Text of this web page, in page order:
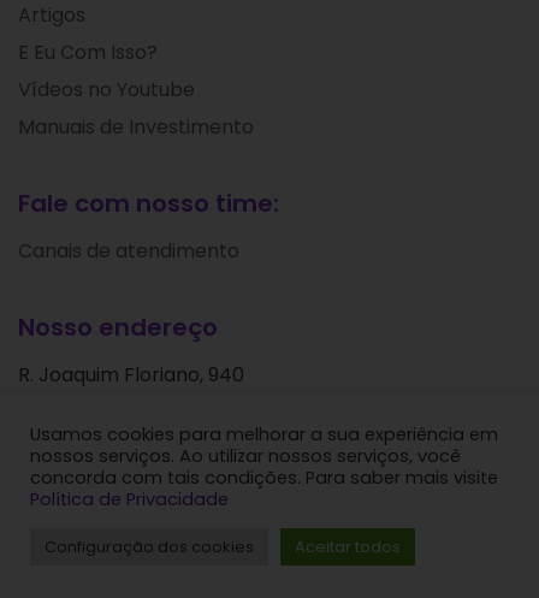
Artigos
E Eu Com Isso?
Vídeos no Youtube
Manuais de Investimento
Fale com nosso time:
Canais de atendimento
Nosso endereço
R. Joaquim Floriano, 940
São Paulo - SP
CEP: 04534-004
Levante Ideias de Investimentos © 2024. Todos os
direitos reservados.
Usamos cookies para melhorar a sua experiência em
nossos serviços. Ao utilizar nossos serviços, você
concorda com tais condições. Para saber mais visite
Política de Privacidade
Configuração dos cookies Aceitar todos